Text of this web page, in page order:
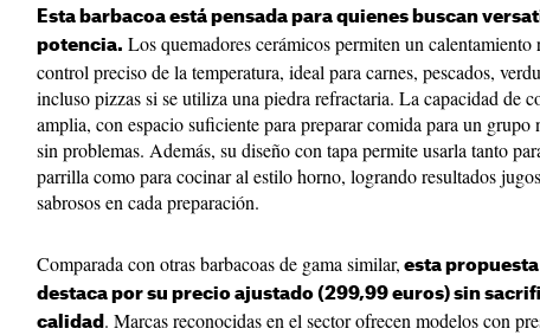
Esta barbacoa está pensada para quienes buscan
potencia. Los quemadores cerámicos permiten un calentamiento
control preciso de la temperatura, ideal para carnes, pescados,
incluso pizzas si se utiliza una piedra refractaria. La capacidad de
amplia, con espacio suficiente para preparar comida para un grupo
sin problemas. Además, su diseño con tapa permite usarla tanto
parrilla como para cocinar al estilo horno, logrando resultados
sabrosos en cada preparación.
Comparada con otras barbacoas de gama similar, esta propuesta
destaca por su precio ajustado (299,99 euros) sin
calidad . Marcas reconocidas en el sector ofrecen modelos con